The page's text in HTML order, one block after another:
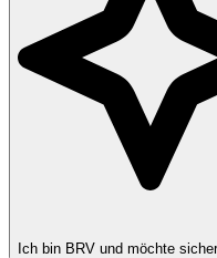
Ich bin BRV und möchte